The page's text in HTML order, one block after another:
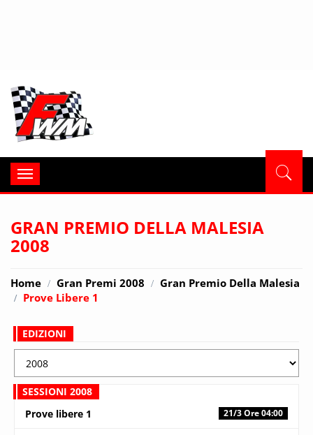
Toggle
navigation
GRAN PREMIO DELLA MALESIA
2008
Home Gran Premi 2008
Gran Premio Della Malesia
Prove Libere 1
EDIZIONI
SESSIONI 2008
Prove libere 1
21/3 Ore 04:00